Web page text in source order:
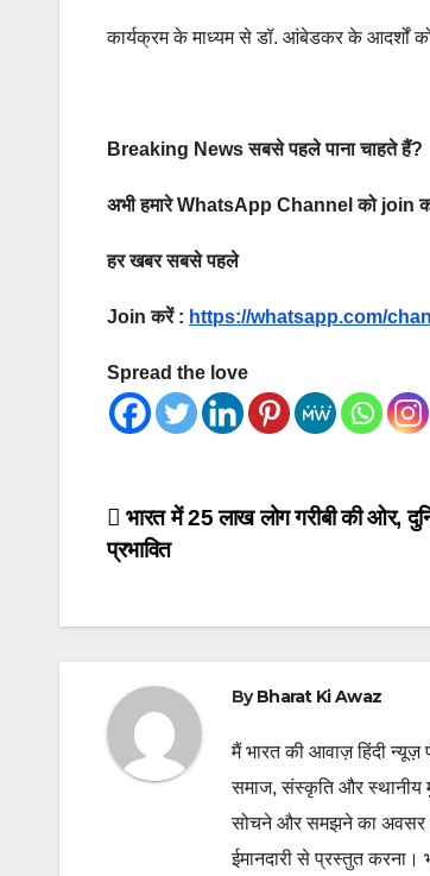
कार्यक्रम के माध्यम से डॉ. आंबेडकर के आदर्शों
Breaking News सबसे पहले पाना चाहते हैं?
अभी हमारे WhatsApp Channel को join
हर खबर सबसे पहले
Join करें : https://whatsapp.com/
Spread the love
Post
navigation
भारत में 25 लाख लोग गरीबी की ओर,
प्रभावित
ByBharat Ki Awaz
मैं भारत की आवाज़ हिंदी न्यूज़
समाज, संस्कृति और स्थानीय
सोचने और समझने का अवसर
ईमानदारी से प्रस्तुत